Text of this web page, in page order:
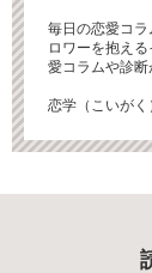
毎日の恋愛コ
ロワーを抱え
愛コラムや診断
恋学（こいがく